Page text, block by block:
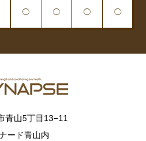
◯ ◯ ◯ ◯
青山5丁目13−11
ード青山内